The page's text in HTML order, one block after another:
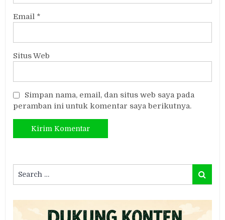
Email *
Situs Web
Simpan nama, email, dan situs web saya pada
peramban ini untuk komentar saya berikutnya.
for:
Search